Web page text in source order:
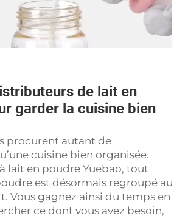
de lait en
garder la cuisine bien
procurent autant de
cuisine bien organisée.
lait en poudre Yuebao, tout
est désormais regroupé au
Vous gagnez ainsi du temps en
ce dont vous avez besoin,